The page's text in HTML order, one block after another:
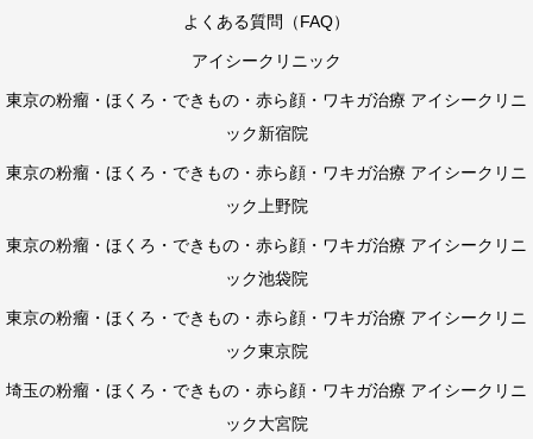
よくある質問（FAQ）
アイシークリニック
東京の粉瘤・ほくろ・できもの・赤ら顔・ワキガ治療 アイシークリニ
ック新宿院
東京の粉瘤・ほくろ・できもの・赤ら顔・ワキガ治療 アイシークリニ
ック上野院
東京の粉瘤・ほくろ・できもの・赤ら顔・ワキガ治療 アイシークリニ
ック池袋院
東京の粉瘤・ほくろ・できもの・赤ら顔・ワキガ治療 アイシークリニ
ック東京院
埼玉の粉瘤・ほくろ・できもの・赤ら顔・ワキガ治療 アイシークリニ
ック大宮院